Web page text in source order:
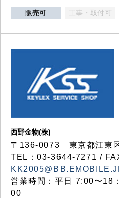
販売可 工事・取付可
西野金物(株)
〒136-0073 東京都江東
TEL：03‐3644‐7271 /
営業時間：平日 7:00〜18
00